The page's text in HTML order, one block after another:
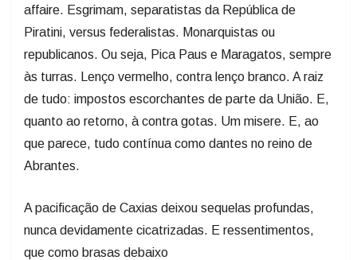
affaire. Esgrimam, separatistas da República de
Piratini, versus federalistas. Monarquistas ou
republicanos. Ou seja, Pica Paus e Maragatos, sempre
às turras. Lenço vermelho, contra lenço branco. A raiz
de tudo: impostos escorchantes de parte da União. E,
quanto ao retorno, à contra gotas. Um misere. E, ao
que parece, tudo contínua como dantes no reino de
Abrantes.
A pacificação de Caxias deixou sequelas profundas,
nunca devidamente cicatrizadas. E ressentimentos,
que como brasas debaixo